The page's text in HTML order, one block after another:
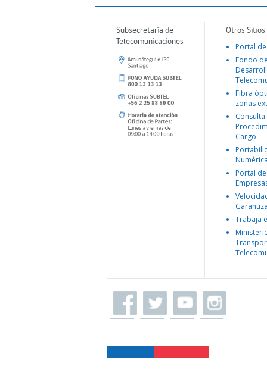
Subsecretaría de
Telecomunicaciones
Otros
Portal
Fondo
Fibra
zonas
Consulta
Cargo
Portal
Trabaja